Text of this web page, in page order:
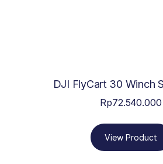
DJI FlyCart 30 Winch
Rp72.540.000
View Product